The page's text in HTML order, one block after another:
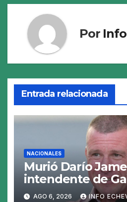
Por
Entrada relacionada
NACIONALES
Murió Darío
intendente de
AGO 6, 2026 INFO